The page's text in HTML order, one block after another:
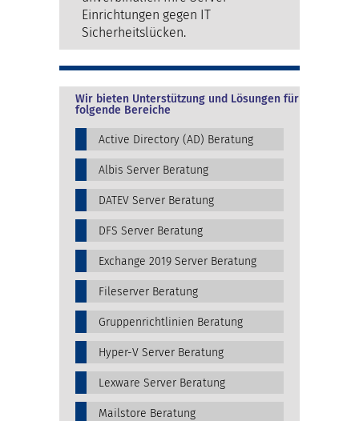
Einrichtungen gegen IT
Sicherheitslücken.
Wir bieten Unterstützung und Lösungen für
folgende Bereiche
Active Directory (AD) Beratung
Albis Server Beratung
DATEV Server Beratung
DFS Server Beratung
Exchange 2019 Server Beratung
Fileserver Beratung
Gruppenrichtlinien Beratung
Hyper-V Server Beratung
Lexware Server Beratung
Mailstore Beratung